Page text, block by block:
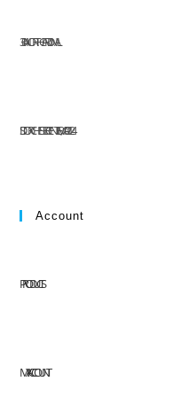
304 NORTH CARDINAL
ST. DORCHESTER CENTER, MA 02124
Account
PRODUCTS
MY ACCOUNT